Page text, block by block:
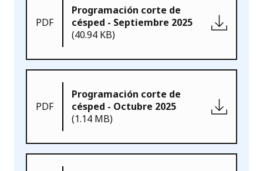
PDF
Programación corte de
césped - Septiembre 2025
(40.94 KB)
PDF
Programación corte de
césped - Octubre 2025
(1.14 MB)